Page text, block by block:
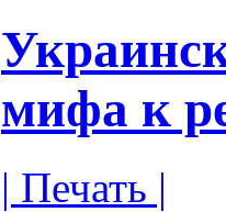
мифа к
| Печать |